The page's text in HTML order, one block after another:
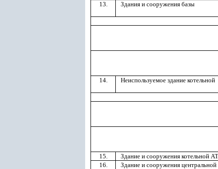
13. Здания и сооружения базы
14. Неиспользуемое здание котельной
15.
Здание и сооружения котельной
16.
Здание и сооружения центральной